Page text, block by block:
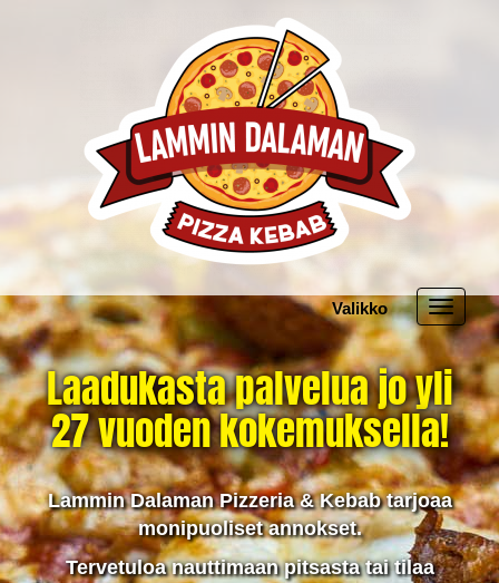
Valikko Valikko
Laadukasta palvelua jo yli
27 vuoden kokemuksella!
Lammin Dalaman Pizzeria & Kebab tarjoaa
monipuoliset annokset.
Tervetuloa nauttimaan pitsasta tai tilaa